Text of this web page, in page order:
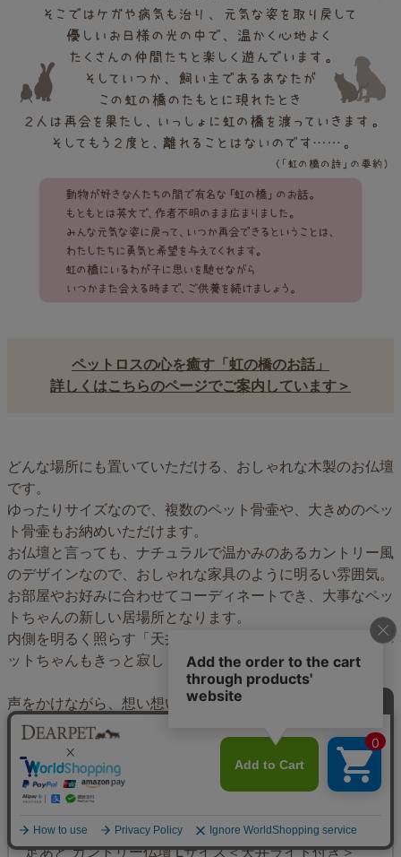
ペットロスの心を癒す「虹の橋のお話」
詳しくはこちらのページでご案内しています＞
どんな場所にも置いていただける、おしゃれな木製のお仏壇
です。
ゆったりサイズなので、複数のペット骨壷や、大きめのペッ
ト骨壷もお納めいただけます。
お仏壇と言っても、ナチュラルで温かみのあるカントリー風
のデザインなので、おしゃれな家具のように明るい雰囲気。
お部屋やお好みに合わせてコーディネートでき、大事なペッ
トちゃんの新しい居場所となります。
内側を明るく照らす「天井ライト」も付いていますので、ペ
ットちゃんもきっと寂しくないですね。
声をかけながら、想い想いにペット仏具やお写真お供えし
て、
お空のペットちゃんとの新しい日々をお過ごしください。
足あと カントリー仏壇 Lサイズ＜天井ライト付き＞